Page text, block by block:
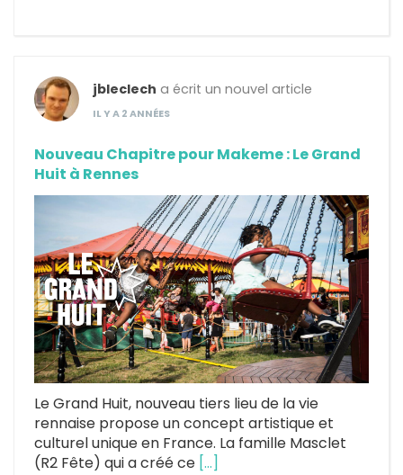
jbleclech a écrit un nouvel article
IL Y A 2 ANNÉES
Nouveau Chapitre pour Makeme : Le Grand
Huit à Rennes
Le Grand Huit, nouveau tiers lieu de la vie
rennaise propose un concept artistique et
culturel unique en France. La famille Masclet
(R2 Fête) qui a créé ce […]